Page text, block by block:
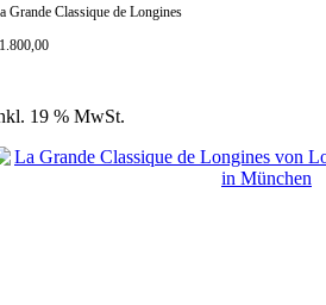
Grande Classique de Longines
1.800,00
19 % MwSt.